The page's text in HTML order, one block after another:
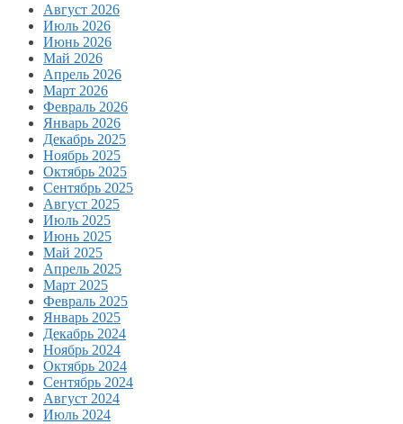
Август 2026
Июль 2026
Июнь 2026
Май 2026
Апрель 2026
Март 2026
Февраль 2026
Январь 2026
Декабрь 2025
Ноябрь 2025
Октябрь 2025
Сентябрь 2025
Август 2025
Июль 2025
Июнь 2025
Май 2025
Апрель 2025
Март 2025
Февраль 2025
Январь 2025
Декабрь 2024
Ноябрь 2024
Октябрь 2024
Сентябрь 2024
Август 2024
Июль 2024